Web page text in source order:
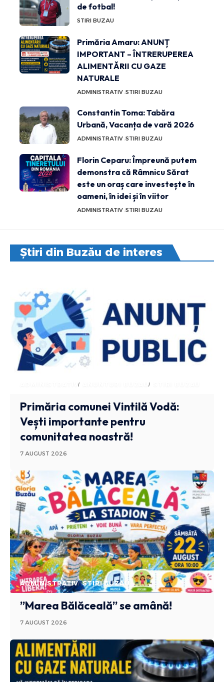
de fotbal!
STIRI BUZAU
Primăria Amaru: ANUNȚ
IMPORTANT – ÎNTRERUPEREA
ALIMENTĂRII CU GAZE
NATURALE
ADMINISTRATIV STIRI BUZAU
Constantin Toma: Tabăra
Urbană, Vacanța de vară 2026
ADMINISTRATIV STIRI BUZAU
Florin Ceparu: Împreună putem
demonstra că Râmnicu Sărat
este un oraș care investește în
oameni, în idei și în viitor
ADMINISTRATIV STIRI BUZAU
Știri din Buzău de interes
ADMINISTRATIV ANUNTURI BUZAU
Primăria comunei Vintilă Vodă:
Vești importante pentru
comunitatea noastră!
7 AUGUST 2026
ADMINISTRATIV STIRI BUZAU
”Marea Bălăceală” se amână!
7 AUGUST 2026